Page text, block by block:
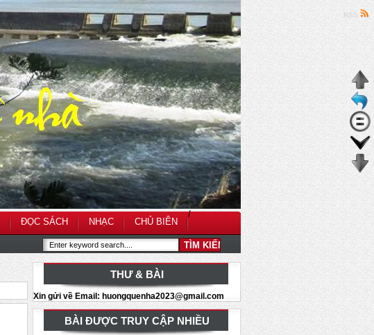
/
ĐỌC SÁCH NHẠC CHỦ BIÊN
RSS
THƯ & BÀI
Xin gửi về Email: huongquenha2023@gmail.com
BÀI ĐƯỢC TRUY CẬP NHIỀU